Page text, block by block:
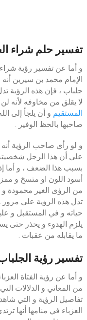
تفسير حلم شراء
و أما عن تفسير رؤية
الإمام محمد بن سيرين
جلباب ، فإن هذه الرؤية
لا يقلق من مخاوفه لأنه
المستقيم و أن يلجأ إلى
صاحبها بالحظ الوفير .
و لو رأى صاحب الرؤية
على أن هذا الرجل
بسبب هذا الضعف ، و أما
أسود اللون او متسخ و
من الرؤى الغير محمودة و
تدل هذه الرؤية على
حياته و في المستقبل و
يلزم الهدوء و يحذر حتى
ما يقابله من عقبات .
تفسير رؤية
و أما عن رؤية الفتاة
من المعاني و الدلالات
تفاصيل الرؤية و التي
العزباء في منامها أنها